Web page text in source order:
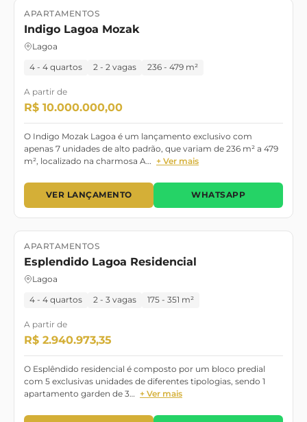
Lançamento Janeiro/2024
APARTAMENTOS
Indigo Lagoa Mozak
Lagoa
4 - 4 quartos 2 - 2 vagas 236 - 479 m²
A partir de
R$ 10.000.000,00
O Indigo Mozak Lagoa é um lançamento exclusivo com
apenas 7 unidades de alto padrão, que variam de 236 m² a 479
m², localizado na charmosa A… + Ver mais
VER LANÇAMENTO WHATSAPP
Lançamento
APARTAMENTOS
Esplendido Lagoa Residencial
Lagoa
4 - 4 quartos 2 - 3 vagas 175 - 351 m²
A partir de
R$ 2.940.973,35
O Esplêndido residencial é composto por um bloco predial
com 5 exclusivas unidades de diferentes tipologias, sendo 1
apartamento garden de 3… + Ver mais